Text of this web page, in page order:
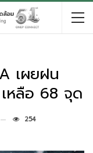
เผยฝน
หลือ 68 จุด
254